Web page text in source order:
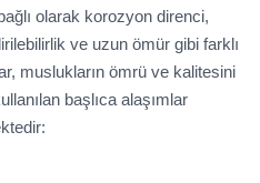
olarak korozyon direnci,
ve uzun ömür gibi farklı
muslukların ömrü ve kalitesini
başlıca alaşımlar